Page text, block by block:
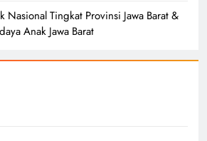
Nasional Tingkat Provinsi Jawa Barat &
Anak Jawa Barat